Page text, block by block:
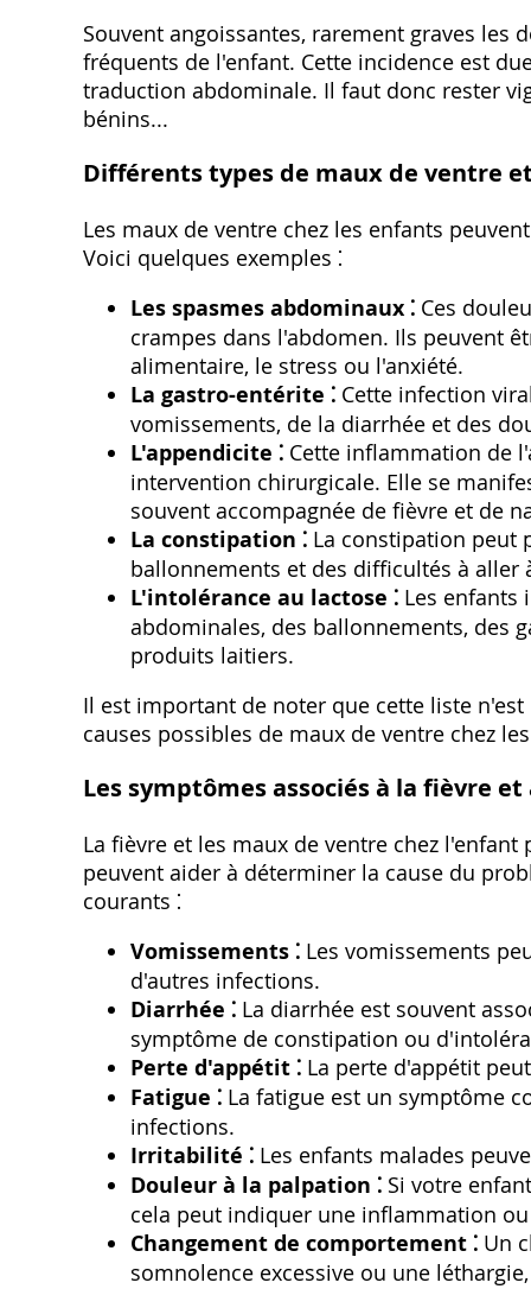
Souvent angoissantes‚ rarement graves
fréquents de l'enfant. Cette incidence est
traduction abdominale. Il faut donc rester
bénins...
Différents types de maux de ventre
Les maux de ventre chez les enfants
Voici quelques exemples ⁚
Les spasmes abdominaux ⁚ Ces
crampes dans l'abdomen. Ils peuvent
alimentaire‚ le stress ou l'anxiété.
La gastro-entérite ⁚ Cette infection
vomissements‚ de la diarrhée et des
L'appendicite ⁚ Cette inflammation de
intervention chirurgicale. Elle se
souvent accompagnée de fièvre et de
La constipation ⁚ La constipation peut
ballonnements et des difficultés à aller
L'intolérance au lactose ⁚ Les enfants
abdominales‚ des ballonnements‚ des
produits laitiers.
Il est important de noter que cette liste
causes possibles de maux de ventre chez
Les symptômes associés à la fièvre
La fièvre et les maux de ventre chez
peuvent aider à déterminer la cause du
courants ⁚
Vomissements ⁚ Les vomissements
d'autres infections.
Diarrhée ⁚ La diarrhée est souvent
symptôme de constipation ou
Perte d'appétit ⁚ La perte d'appétit
Fatigue ⁚ La fatigue est un symptôme
infections.
Irritabilité ⁚ Les enfants malades
Douleur à la palpation ⁚ Si votre
cela peut indiquer une inflammation
Changement de comportement ⁚ Un
somnolence excessive ou une